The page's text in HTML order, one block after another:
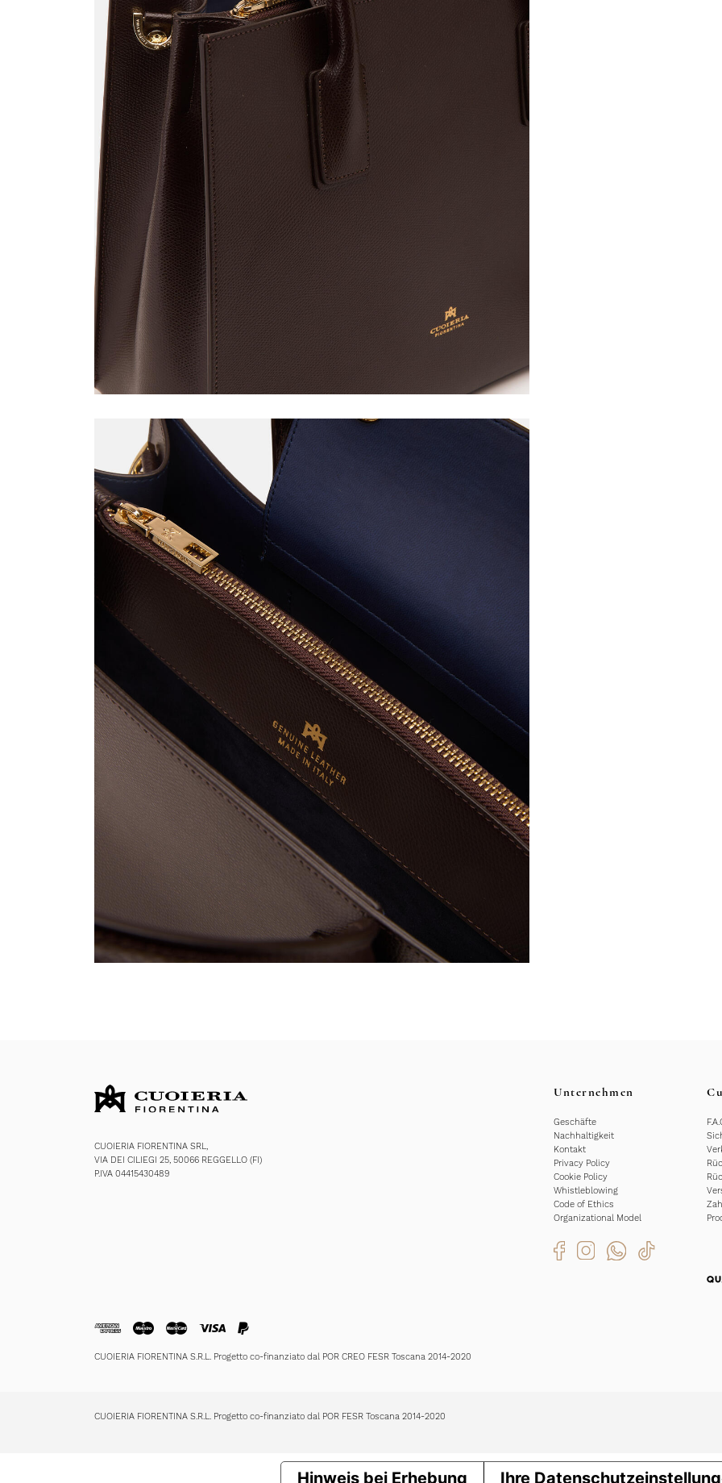
CUOIERIA FIORENTINA SRL,
VIA DEI CILIEGI 25, 50066 REGGELLO (FI)
P.IVA 04415430489
Unternehmen
Geschäfte
Nachhaltigkeit
Kontakt
Privacy Policy
Cookie Policy
Whistleblowing
Code of Ethics
Organizational Model
CUOIERIA FIORENTINA S.R.L. Progetto co-finanziato dal POR CREO FESR Toscana 2014-2020
CUOIERIA FIORENTINA S.R.L. Progetto co-finanziato dal POR FESR Toscana 2014-2020
Hinweis bei Erhebung Ihre